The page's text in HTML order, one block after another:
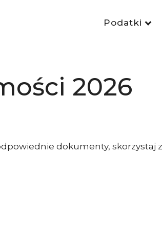
Podatki
2026
dokumenty, skorzystaj